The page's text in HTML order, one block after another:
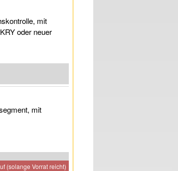
mit
oder neuer
(solange Vorrat reicht)
mit